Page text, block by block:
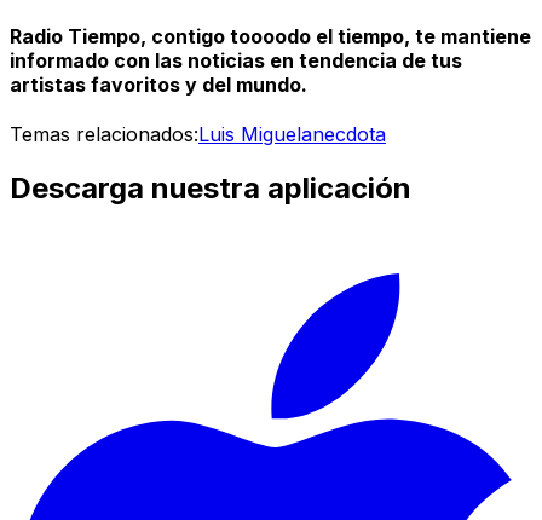
Radio Tiempo, contigo toooodo el tiempo, te mantiene
informado con las noticias en tendencia de tus
artistas favoritos y del mundo.
Temas relacionados:Luis Miguelanecdota
Descarga nuestra aplicación